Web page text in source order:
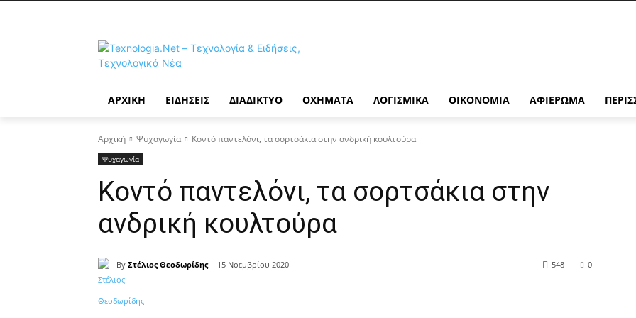
ΑΡΧΙΚΉ ΕΙΔΉΣΕΙΣ ΔΙΑΔΊΚΤΥΟ ΟΧΉΜΑΤΑ ΛΟΓΙΣΜΙΚΆ ΟΙΚΟΝΟΜΊΑ ΑΦΙΈΡΩΜΑ
Αρχική Ψυχαγωγία Κοντό παντελόνι, τα σορτσάκια στην ανδρική κουλτούρα
Ψυχαγωγία
Κοντό παντελόνι, τα σορτσάκια στην
ανδρική κουλτούρα
By Στέλιος Θεοδωρίδης 15 Νοεμβρίου 2020 0
548
Κοινοποίηση